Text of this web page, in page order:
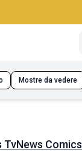
Mostre da vedere
TvNews Comics